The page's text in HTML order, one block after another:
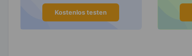
Kostenlos testen